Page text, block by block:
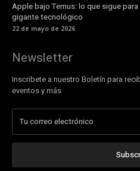
Apple bajo Ternus: lo que sigue
gigante tecnológico
22 de mayo de 2026
Newsletter
Inscribete a nuestro Boletín para
eventos y más